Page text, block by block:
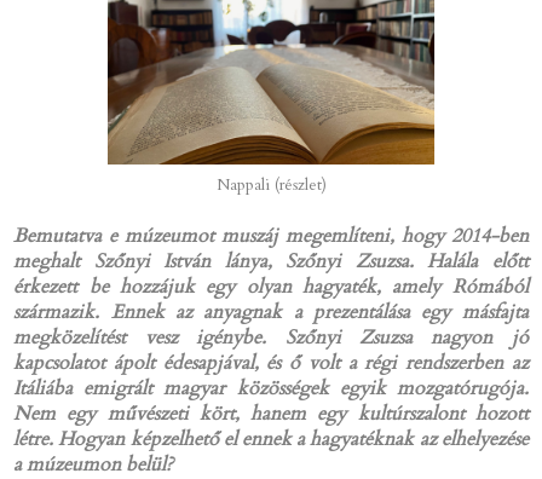
Nappali (részlet)
Bemutatva e múzeumot muszáj megemlíteni, hogy 2014-ben
meghalt Szőnyi István lánya, Szőnyi Zsuzsa. Halála előtt
érkezett be hozzájuk egy olyan hagyaték, amely Rómából
származik. Ennek az anyagnak a prezentálása egy másfajta
megközelítést vesz igénybe. Szőnyi Zsuzsa nagyon jó
kapcsolatot ápolt édesapjával, és ő volt a régi rendszerben az
Itáliába emigrált magyar közösségek egyik mozgatórugója.
Nem egy művészeti kört, hanem egy kultúrszalont hozott
létre. Hogyan képzelhető el ennek a hagyatéknak az elhelyezése
a múzeumon belül?